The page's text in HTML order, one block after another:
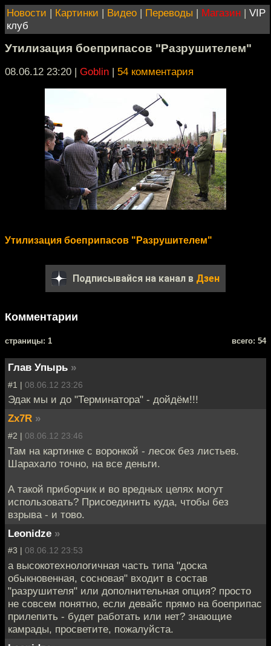
Новости | Картинки | Видео | Переводы | Магазин | VIP
клуб
Утилизация боеприпасов "Разрушителем"
08.06.12 23:20 | Goblin | 54 комментария
Утилизация боеприпасов "Разрушителем"
Подписывайся на канал в Дзен
Комментарии
cтраницы: 1 всего: 54
Глав Упырь »
#1 | 08.06.12 23:26
Эдак мы и до "Терминатора" - дойдём!!!
Zx7R »
#2 | 08.06.12 23:46
Там на картинке с воронкой - лесок без листьев.
Шарахало точно, на все деньги.
А такой приборчик и во вредных целях могут
использовать? Присоединить куда, чтобы без
взрыва - и тово.
Leonidze »
#3 | 08.06.12 23:53
а высокотехнологичная часть типа "доска
обыкновенная, сосновая" входит в состав
"разрушителя" или дополнительная опция? просто
не совсем понятно, если девайс прямо на боеприпас
прилепить - будет работать или нет? знающие
камрады, просветите, пожалуйста.